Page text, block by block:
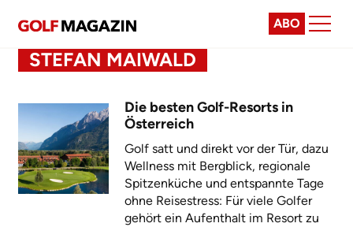
ABO
STEFAN MAIWALD
Die besten Golf-Resorts in
Österreich
Golf satt und direkt vor der Tür, dazu
Wellness mit Bergblick, regionale
Spitzenküche und entspannte Tage
ohne Reisestress: Für viele Golfer
gehört ein Aufenthalt im Resort zu